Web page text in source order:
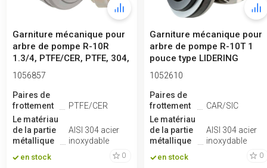
Garniture mécanique pour
arbre de pompe R-10R
1.3/4, PTFE/CER, PTFE, 304,
V ...
1056857
Paires de
frottement
PTFE/CER
Le matériau
de la partie
métallique
AISI 304 acier
inoxydable
en stock 0
Garniture mécanique pour
arbre de pompe R-10T 1
pouce type LIDERING
LTB16, JO...
1052610
Paires de
frottement
CAR/SIC
Le matériau
de la partie
métallique
AISI 304 acier
inoxydable
en stock 0